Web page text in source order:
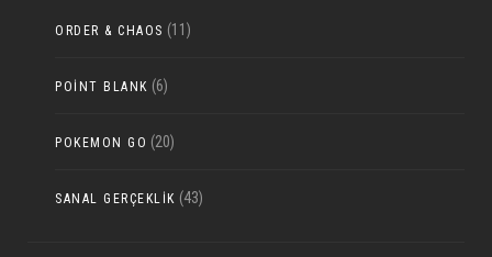
ORDER & CHAOS (11)
POINT BLANK (6)
POKEMON GO (20)
SANAL GERÇEKLIK (43)